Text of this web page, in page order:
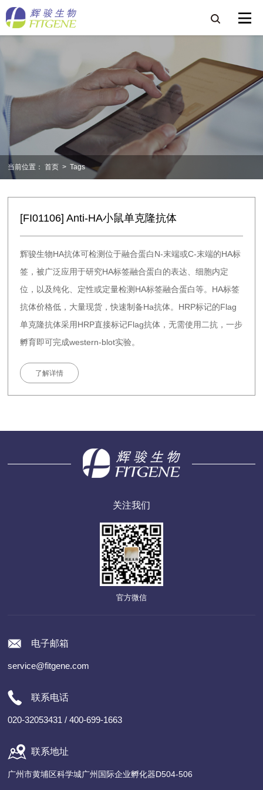
当前位置： 首页 > Tags
[FI01106] Anti-HA小鼠单克隆抗体
辉骏生物HA抗体可检测位于融合蛋白N-末端或C-末端的HA标
签，被广泛应用于研究HA标签融合蛋白的表达、细胞内定
位，以及纯化、定性或定量检测HA标签融合蛋白等。HA标签
抗体价格低，大量现货，快速制备Ha抗体。HRP标记的Flag
单克隆抗体采用HRP直接标记Flag抗体，无需使用二抗，一步
孵育即可完成western-blot实验。
了解详情
关注我们
官方微信
电子邮箱
service@fitgene.com
联系电话
020-32053431 / 400-699-1663
联系地址
广州市黄埔区科学城广州国际企业孵化器D504-506